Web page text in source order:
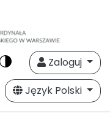
Zaloguj
Język Polski